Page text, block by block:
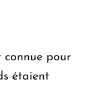
connue pour
étaient